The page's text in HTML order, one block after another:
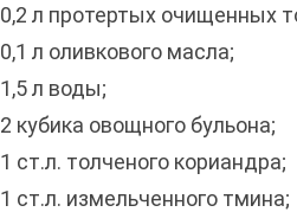
0,2 л протертых очищенных
0,1 л оливкового масла;
1,5 л воды;
2 кубика овощного бульона;
1 ст.л. толченого кориандра;
1 ст.л. измельченного тмина;